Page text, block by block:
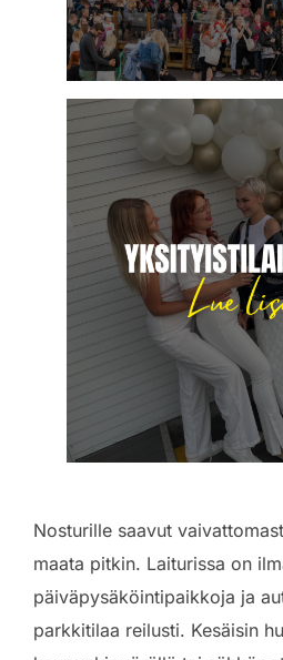
Nosturille saavut
maata pitkin. Laiturissa on
päiväpysäköintipaikkoja ja
parkkitilaa reilusti. Kesäisin